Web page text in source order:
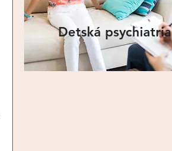
Detská psychiatria